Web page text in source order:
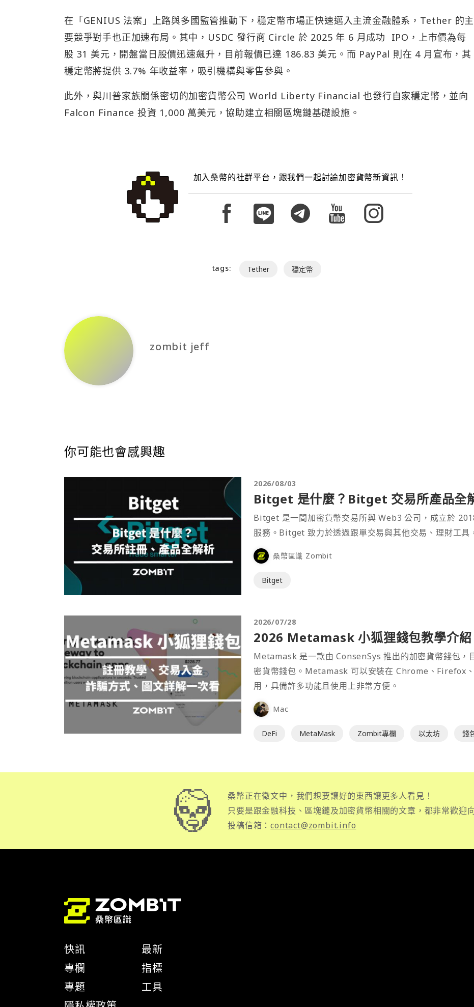
在「GENIUS 法案」上路與多國監管推動下，穩定幣市場正快速邁入主流金融體系，Tether 的主
要競爭對手也正加速布局。其中，USDC 發行商 Circle 於 2025 年 6 月成功 IPO，上市價為每
股 31 美元，開盤當日股價迅速飆升，目前報價已達 186.83 美元。而 PayPal 則在 4 月宣布，其
穩定幣將提供 3.7% 年收益率，吸引機構與零售參與。
此外，與川普家族關係密切的加密貨幣公司 World Liberty Financial 也發行自家穩定幣，並向
Falcon Finance 投資 1,000 萬美元，協助建立相關區塊鏈基礎設施。
加入桑幣的社群平台，跟我們一起討論加密貨幣新資訊！
tags: Tether 穩定幣
zombit jeff
你可能也會感興趣
2026/08/03
Bitget 是什麼？Bitget 交易所產品全
Bitget 是一間加密貨幣交易所與 Web3 公司，成立於
服務。Bitget 致力於透過跟單交易與其他交易、理財工具
桑幣區識 Zombit
Bitget
2026/07/28
2026 Metamask 小狐狸錢包教學介
Metamask 是一款由 ConsenSys 推出的加密貨幣錢包，
密貨幣錢包。Metamask 可以安裝在 Chrome、Firefox
用，具備許多功能且使用上非常方便。
Mac
DeFi MetaMask Zombit專欄 以太坊 錢
桑幣正在徵文中，我們想要讓好的東西讓更多人看見！
只要是跟金融科技、區塊鏈及加密貨幣相關的文章，都非常歡迎
投稿信箱：contact@zombit.info
快訊
專欄
專題
最新
指標
工具